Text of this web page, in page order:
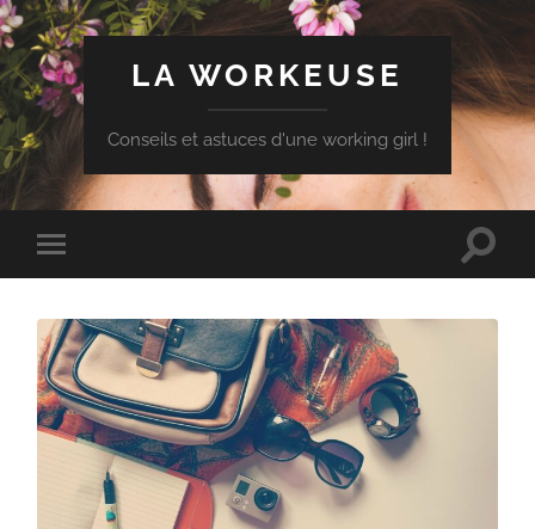
LA WORKEUSE
Conseils et astuces d'une working girl !
Toggle
mobile
Toggle